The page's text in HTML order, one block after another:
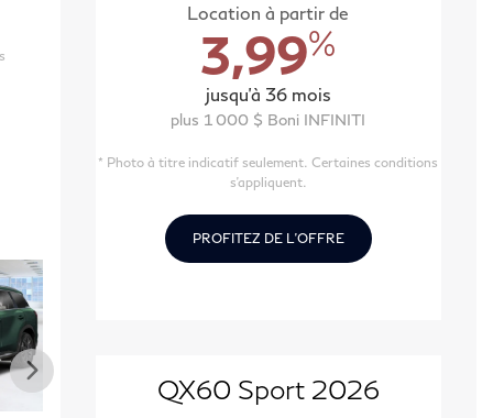
Location à partir de
3,99%
jusqu'à 36 mois
plus 1 000 $ Boni INFINITI
* Photo à titre indicatif seulement. Certaines conditions
s'appliquent.
PROFITEZ DE L'OFFRE
QX60 Sport 2026